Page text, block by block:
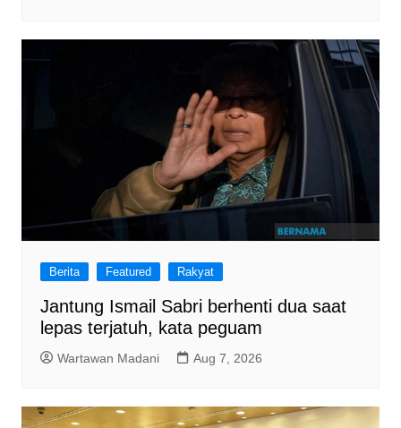
Berita Featured Rakyat
Jantung Ismail Sabri berhenti dua saat
lepas terjatuh, kata peguam
Wartawan Madani Aug 7, 2026